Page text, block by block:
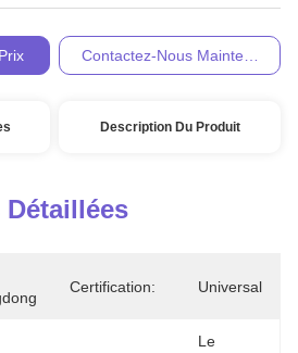
Contactez-Nous Maintenant
Description Du Produit
Certification: Universal
Le